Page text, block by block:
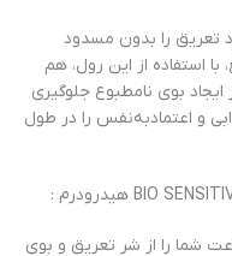
تعریق را بدون مسدود
استفاده از این رول، هم
بوی نامطبوع جلوگیری
و اعتمادبه‌نفس را در طول
رول تا 24 ساعت شما را از شر تعریق و بوی